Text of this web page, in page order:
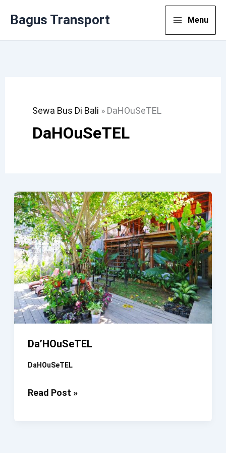
Bagus Transport Menu
Sewa Bus Di Bali » DaHOuSeTEL
DaHOuSeTEL
Da’HOuSeTEL
DaHOuSeTEL
Da’HOuSeTEL
Read Post »